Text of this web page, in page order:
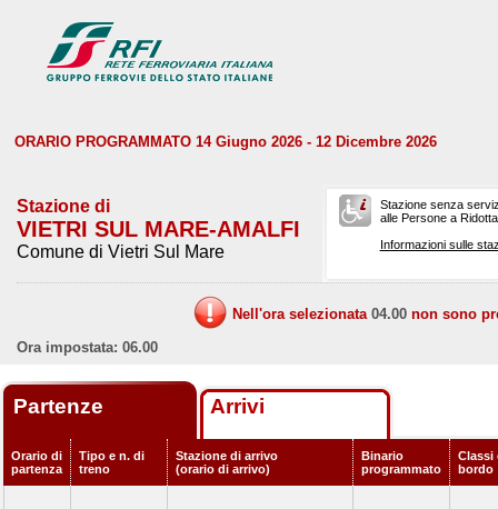
ORARIO PROGRAMMATO 14 Giugno 2026 - 12 Dicembre 2026
Stazione di
VIETRI SUL MARE-AMALFI
Comune di Vietri Sul Mare
Stazione senza
alle Persone a
Informazioni sulle
Nell'ora selezionata 04.00 non sono
Ora impostata: 06.00
Partenze Arrivi
Orario di
partenza
Tipo e n. di
treno
Stazione di arrivo
(orario di arrivo)
Binario
programmato
Classi
bordo